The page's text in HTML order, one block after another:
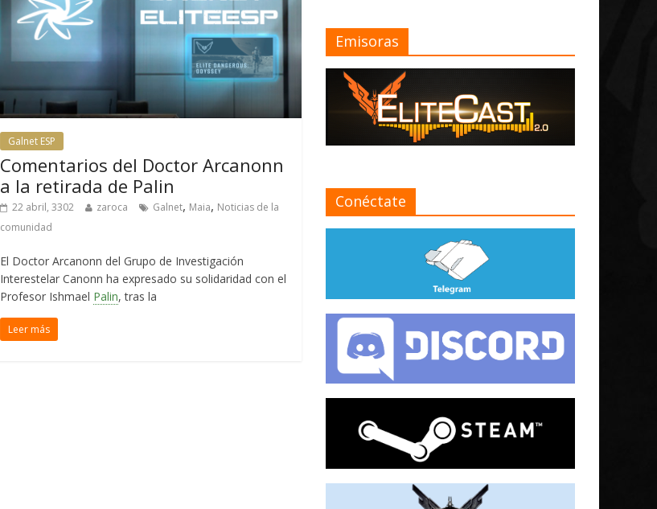
Galnet ESP
Comentarios del Doctor Arcanonn
a la retirada de Palin
22 abril, 3302 zaroca Galnet, Maia, Noticias de la
comunidad
El Doctor Arcanonn del Grupo de Investigación
Interestelar Canonn ha expresado su solidaridad con el
Profesor Ishmael Palin, tras la
Leer más
Emisoras
Conéctate